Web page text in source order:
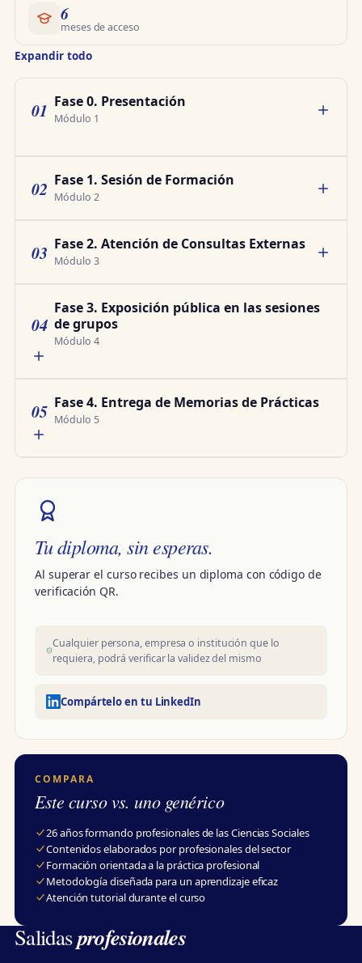
6
meses de acceso
Expandir todo
01 Fase 0. Presentación
Módulo 1
02 Fase 1. Sesión de Formación
Módulo 2
03 Fase 2. Atención de Consultas Externas
Módulo 3
04
Fase 3. Exposición pública en las sesiones
de grupos
Módulo 4
05 Fase 4. Entrega de Memorias de Prácticas
Módulo 5
Tu diploma, sin esperas.
Al superar el curso recibes un diploma con código de
verificación QR.
Cualquier persona, empresa o institución que lo
requiera, podrá verificar la validez del mismo
Compártelo en tu LinkedIn
COMPARA
Este curso vs. uno genérico
26 años formando profesionales de las Ciencias Sociales
Contenidos elaborados por profesionales del sector
Formación orientada a la práctica profesional
Metodología diseñada para un aprendizaje eficaz
Atención tutorial durante el curso
Salidasprofesionales